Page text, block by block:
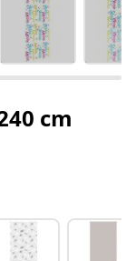
cm